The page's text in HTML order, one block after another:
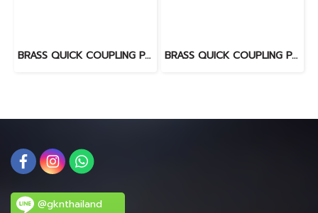
BRASS QUICK COUPLING PART "DP" SIZE : 2.1/2" BRASS QUICK COUPLING PART "DP" SIZE : 3"
@gknthailand